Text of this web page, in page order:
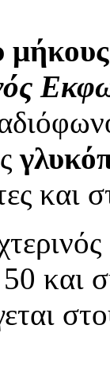
μήκους
και
και